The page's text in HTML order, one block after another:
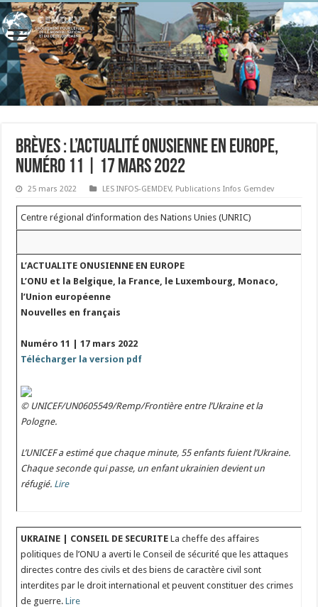
Brèves : l’actualité onusienne en Europe,
numéro 11 | 17 mars 2022
25 mars 2022 LES INFOS-GEMDEV, Publications Infos Gemdev
Centre régional d’information des Nations Unies (UNRIC)
L’ACTUALITE ONUSIENNE EN EUROPE
L’ONU et la Belgique, la France, le Luxembourg, Monaco,
l’Union européenne
Nouvelles en français
Numéro 11 | 17 mars 2022
Télécharger la version pdf
© UNICEF/UN0605549/Remp/Frontière entre l’Ukraine et la
Pologne.
L’UNICEF a estimé que chaque minute, 55 enfants fuient l’Ukraine.
Chaque seconde qui passe, un enfant ukrainien devient un
réfugié. Lire
UKRAINE | CONSEIL DE SECURITE La cheffe des affaires
politiques de l’ONU a averti le Conseil de sécurité que les attaques
directes contre des civils et des biens de caractère civil sont
interdites par le droit international et peuvent constituer des crimes
de guerre.Lire